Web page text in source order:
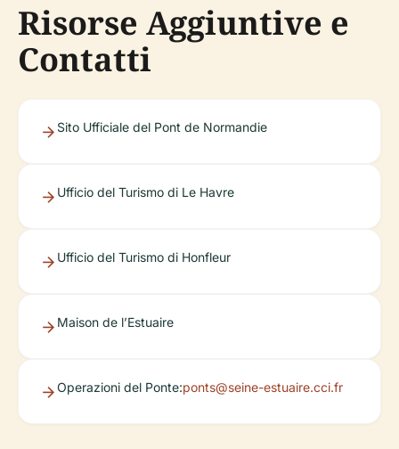
Risorse Aggiuntive e
Contatti
Sito Ufficiale del Pont de Normandie
Ufficio del Turismo di Le Havre
Ufficio del Turismo di Honfleur
Maison de l’Estuaire
Operazioni del Ponte:ponts@seine-estuaire.cci.fr